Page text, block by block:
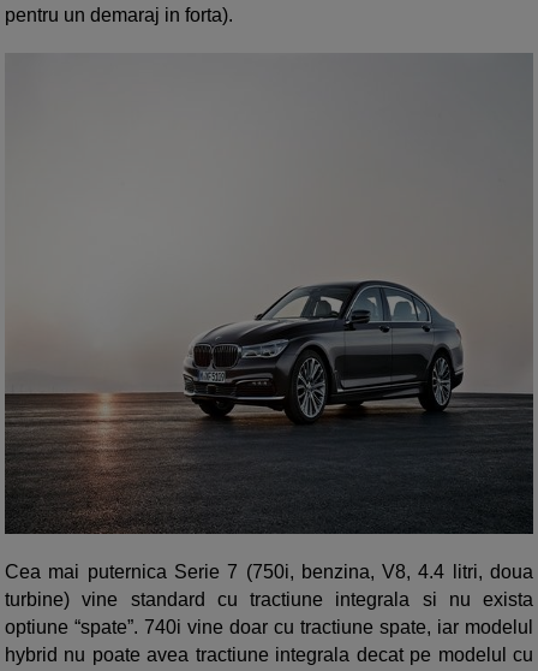
pentru un demaraj in forta).
Cea mai puternica Serie 7 (750i, benzina, V8, 4.4 litri, doua
turbine) vine standard cu tractiune integrala si nu exista
optiune “spate”. 740i vine doar cu tractiune spate, iar modelul
hybrid nu poate avea tractiune integrala decat pe modelul cu